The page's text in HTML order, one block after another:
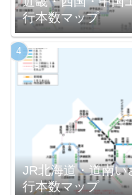
行本数マップ
JR北海道・道南い
行本数マップ